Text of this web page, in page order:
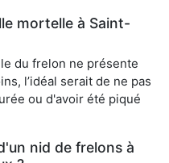
mortelle à Saint-
du frelon ne présente
l’idéal serait de ne pas
ou d'avoir été piqué
nid de frelons à